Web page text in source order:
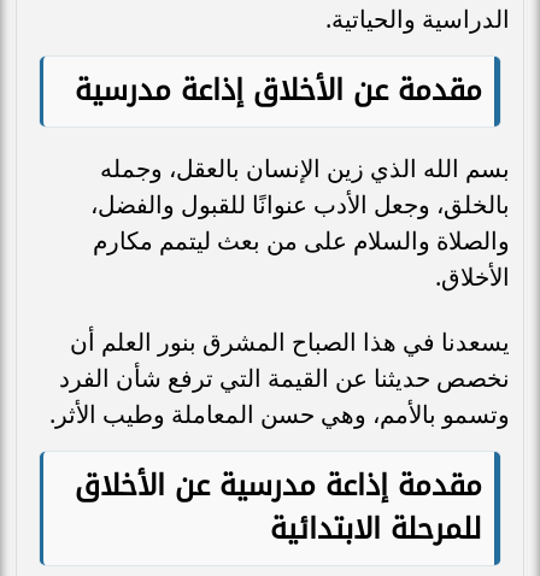
الدراسية والحياتية.
مقدمة عن الأخلاق إذاعة مدرسية
بسم الله الذي زين الإنسان بالعقل، وجمله
بالخلق، وجعل الأدب عنوانًا للقبول والفضل،
والصلاة والسلام على من بعث ليتمم مكارم
الأخلاق.
يسعدنا في هذا الصباح المشرق بنور العلم أن
نخصص حديثنا عن القيمة التي ترفع شأن الفرد
وتسمو بالأمم، وهي حسن المعاملة وطيب الأثر.
مقدمة إذاعة مدرسية عن الأخلاق
للمرحلة الابتدائية